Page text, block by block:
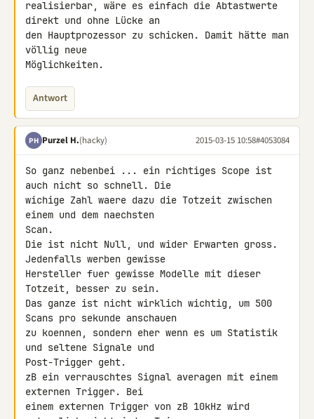
realisierbar, wäre es einfach die Abtastwerte
direkt und ohne Lücke an
den Hauptprozessor zu schicken. Damit hätte man
völlig neue
Möglichkeiten.
Antwort
PH Purzel H.(hacky) 2015-03-15 10:58#4053084
So ganz nebenbei ... ein richtiges Scope ist
auch nicht so schnell. Die
wichige Zahl waere dazu die Totzeit zwischen
einem und dem naechsten
Scan.
Die ist nicht Null, und wider Erwarten gross.
Jedenfalls werben gewisse
Hersteller fuer gewisse Modelle mit dieser
Totzeit, besser zu sein.
Das ganze ist nicht wirklich wichtig, um 500
Scans pro sekunde anschauen
zu koennen, sondern eher wenn es um Statistik
und seltene Signale und
Post-Trigger geht.
zB ein verrauschtes Signal averagen mit einem
externen Trigger. Bei
einem externen Trigger von zB 10kHz wird